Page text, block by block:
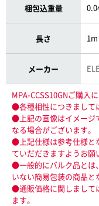
梱包込重量
長さ 1m
メーカー
MPA-CCSS10GNご購入
●各種相性につきまして
●上記の画像はイメージ
なる場合がございます。
●上記仕様は参考仕様と
ていだだきますようお願
●一般的にバルク品とは
いない簡易包装の商品と
●通販価格に関しまして
ます。